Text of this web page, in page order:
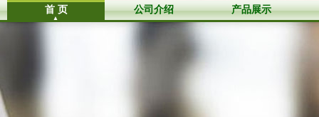
首 页 公司介绍 产品展示